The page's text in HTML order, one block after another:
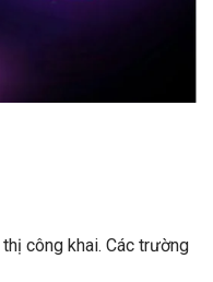
công khai. Các trường